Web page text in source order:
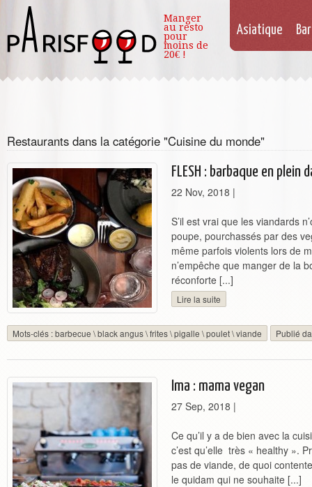
Manger
au resto
pour
moins de
20€ !
Asiatique
Restaurants dans la catégorie "Cuisine du monde"
FLESH : barbaque en plein
22 Nov, 2018 |
S’il est vrai que les viandards
poupe, pourchassés par des
même parfois violents lors de
n’empêche que manger de la
réconforte [...]
Lire la suite
Mots-clés :barbecue \black angus\frites\pigalle \poulet\viande Publié
Ima : mama vegan
27 Sep, 2018 |
Ce qu’il y a de bien avec la
c’est qu’elle très « healthy ».
pas de viande, de quoi
le quidam qui ne souhaite [...]